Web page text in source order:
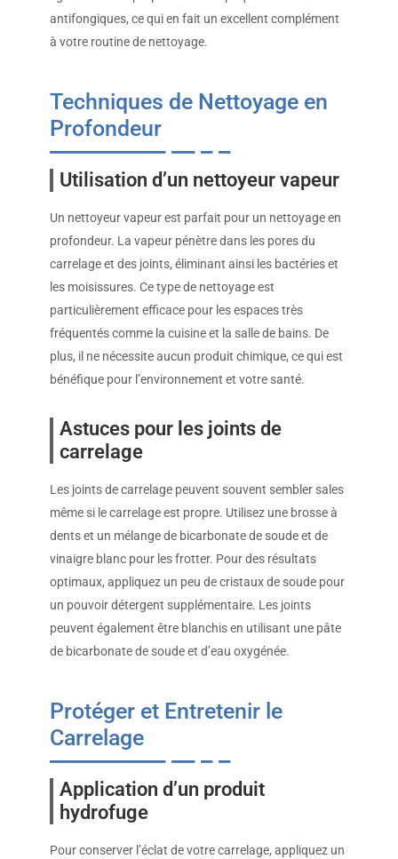
antifongiques, ce qui en fait un excellent complément
à votre routine de nettoyage.
Techniques de Nettoyage en
Profondeur
Utilisation d’un nettoyeur vapeur
Un nettoyeur vapeur est parfait pour un nettoyage en
profondeur. La vapeur pénètre dans les pores du
carrelage et des joints, éliminant ainsi les bactéries et
les moisissures. Ce type de nettoyage est
particulièrement efficace pour les espaces très
fréquentés comme la cuisine et la salle de bains. De
plus, il ne nécessite aucun produit chimique, ce qui est
bénéfique pour l’environnement et votre santé.
Astuces pour les joints de
carrelage
Les joints de carrelage peuvent souvent sembler sales
même si le carrelage est propre. Utilisez une brosse à
dents et un mélange de bicarbonate de soude et de
vinaigre blanc pour les frotter. Pour des résultats
optimaux, appliquez un peu de cristaux de soude pour
un pouvoir détergent supplémentaire. Les joints
peuvent également être blanchis en utilisant une pâte
de bicarbonate de soude et d’eau oxygénée.
Protéger et Entretenir le
Carrelage
Application d’un produit
hydrofuge
Pour conserver l’éclat de votre carrelage, appliquez un